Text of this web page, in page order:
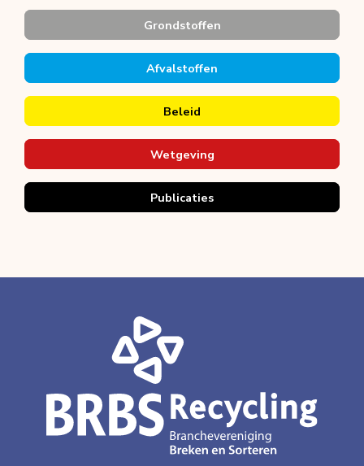
Grondstoffen
Afvalstoffen
Beleid
Wetgeving
Publicaties